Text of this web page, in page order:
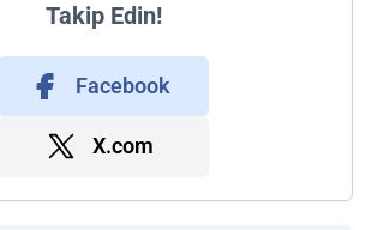
Takip Edin!
Facebook
X.com